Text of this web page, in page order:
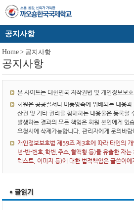
공지사항
Home > 공지사항
공지사항
본 사이트는 대한민국 저작권법 및 개인정보보
회원은 공공질서나 미풍양속에 위배되는 내용
산권 및 기타 권리를 침해하는 내용물은 등록할
발생하는 결과의 모든 책임은 회원 본인에게 있
요청시에 삭제가능합니다. 관리자에게 문의바랍
개인정보보호법 제59조 제3호에 따라 타인의
년-반-번호,학번,주소,혈액형 등)를 유출한 자는
텍스트, 이미지 등)에 대한 법적책임은 글쓴이에